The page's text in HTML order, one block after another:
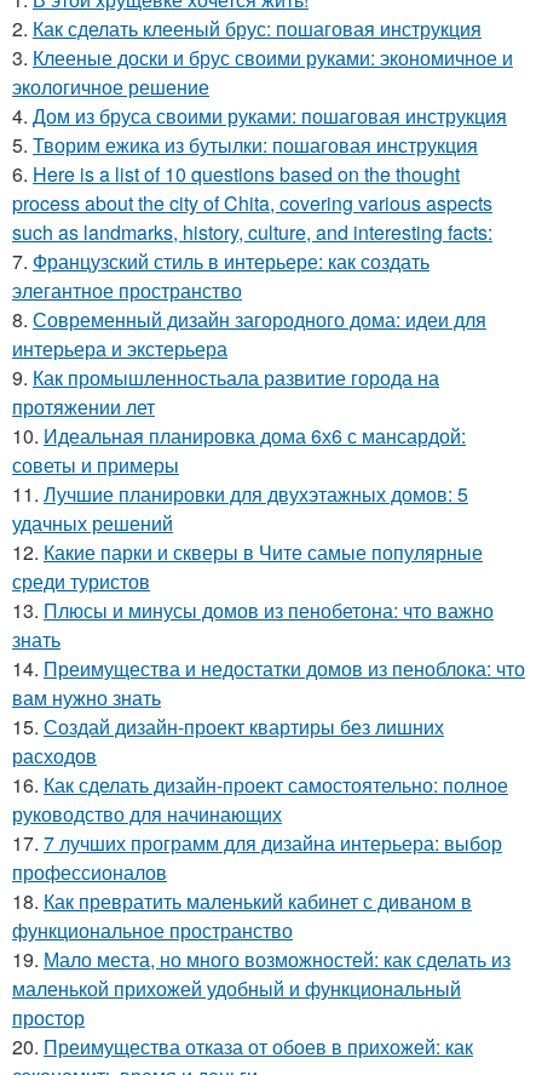
2. Как сделать клееный брус: пошаговая инструкция
3. Клееные доски и брус своими руками: экономичное и
экологичное решение
4. Дом из бруса своими руками: пошаговая инструкция
5. Творим ежика из бутылки: пошаговая инструкция
6. Here is a list of 10 questions based on the thought
process about the city of Chita, covering various aspects
such as landmarks, history, culture, and interesting facts:
7. Французский стиль в интерьере: как создать
элегантное пространство
8. Современный дизайн загородного дома: идеи для
интерьера и экстерьера
9. Как промышленностьала развитие города на
протяжении лет
10. Идеальная планировка дома 6х6 с мансардой:
советы и примеры
11. Лучшие планировки для двухэтажных домов: 5
удачных решений
12. Какие парки и скверы в Чите самые популярные
среди туристов
13. Плюсы и минусы домов из пенобетона: что важно
знать
14. Преимущества и недостатки домов из пеноблока: что
вам нужно знать
15. Создай дизайн-проект квартиры без лишних
расходов
16. Как сделать дизайн-проект самостоятельно: полное
руководство для начинающих
17. 7 лучших программ для дизайна интерьера: выбор
профессионалов
18. Как превратить маленький кабинет с диваном в
функциональное пространство
19. Мало места, но много возможностей: как сделать из
маленькой прихожей удобный и функциональный
простор
20. Преимущества отказа от обоев в прихожей: как